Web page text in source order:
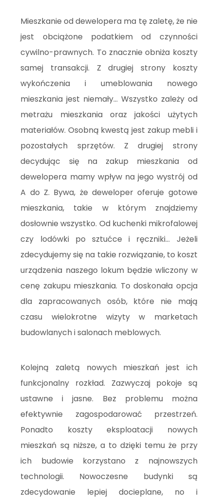
Mieszkanie od dewelopera ma tę zaletę, że nie
jest obciążone podatkiem od czynności
cywilno-prawnych. To znacznie obniża koszty
samej transakcji. Z drugiej strony koszty
wykończenia i umeblowania nowego
mieszkania jest niemały... Wszystko zależy od
metrażu mieszkania oraz jakości użytych
materiałów. Osobną kwestą jest zakup mebli i
pozostałych sprzętów. Z drugiej strony
decydując się na zakup mieszkania od
dewelopera mamy wpływ na jego wystrój od
A do Z. Bywa, że deweloper oferuje gotowe
mieszkania, takie w którym znajdziemy
dosłownie wszystko. Od kuchenki mikrofalowej
czy lodówki po sztućce i ręczniki... Jeżeli
zdecydujemy się na takie rozwiązanie, to koszt
urządzenia naszego lokum będzie wliczony w
cenę zakupu mieszkania. To doskonała opcja
dla zapracowanych osób, które nie mają
czasu wielokrotne wizyty w marketach
budowlanych i salonach meblowych.
Kolejną zaletą nowych mieszkań jest ich
funkcjonalny rozkład. Zazwyczaj pokoje są
ustawne i jasne. Bez problemu można
efektywnie zagospodarować przestrzeń.
Ponadto koszty eksploatacji nowych
mieszkań są niższe, a to dzięki temu że przy
ich budowie korzystano z najnowszych
technologii. Nowoczesne budynki są
zdecydowanie lepiej docieplane, no i